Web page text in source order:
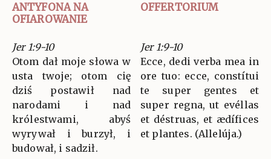
ANTYFONA NA
OFIAROWANIE
OFFERTORIUM
Jer 1:9-10
Otom dał moje słowa w
usta twoje; otom cię
dziś postawił nad
narodami i nad
królestwami, abyś
wyrywał i burzył, i
budował, i sadził.
Jer 1:9-10
Ecce, dedi verba mea in
ore tuo: ecce, constítui
te super gentes et
super regna, ut evéllas
et déstruas, et ædífices
et plantes. (Allelúja.)